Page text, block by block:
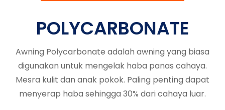
POLYCARBONATE
Awning Polycarbonate adalah awning yang biasa
digunakan untuk mengelak haba panas cahaya.
Mesra kulit dan anak pokok. Paling penting dapat
menyerap haba sehingga 30% dari cahaya luar.